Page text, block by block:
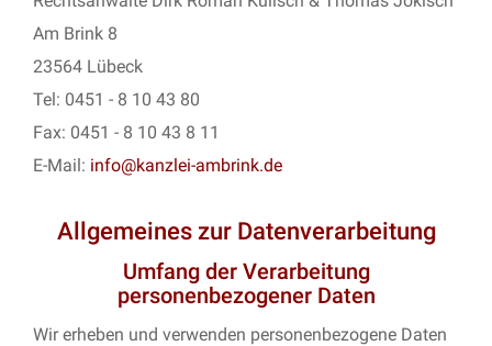
Am Brink 8
23564 Lübeck
Tel: 0451 - 8 10 43 80
Fax: 0451 - 8 10 43 8 11
E-Mail: info@kanzlei-ambrink.de
Allgemeines zur Datenverarbeitung
Umfang der Verarbeitung
personenbezogener Daten
Wir erheben und verwenden personenbezogene Daten